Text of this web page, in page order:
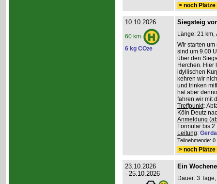
> noch
10.10.2026
60 km
6 kg CO2e
Siegsteig
Länge: 21 km,
Wir starten
sind um 9.00
über den
Herchen. Hier
idyllischen
kehren wir
und trinken
hat aber
fahren wir mit
Treffpunkt:
Köln Deutz
Anmeldung
Formular bis 2
Leitung:
Teilnehmende:
> noch
23.10.2026
- 25.10.2026
Ein
Dauer: 3